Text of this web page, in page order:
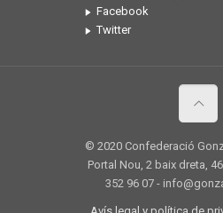
Facebook
Twitter
© 2020 Confederació
Portal Nou, 2 baix dreta,
352 96 07 -